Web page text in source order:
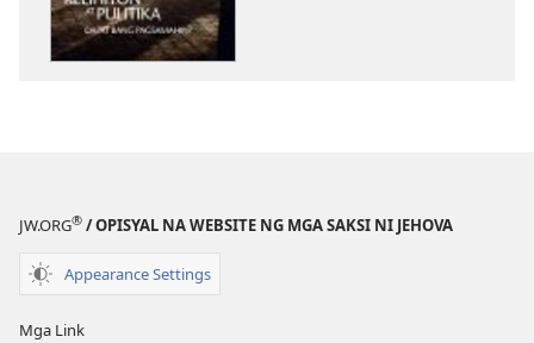
JW.ORG® / OPISYAL NA WEBSITE NG MGA SAKSI NI JEHOVA
Appearance Settings
Mga Link